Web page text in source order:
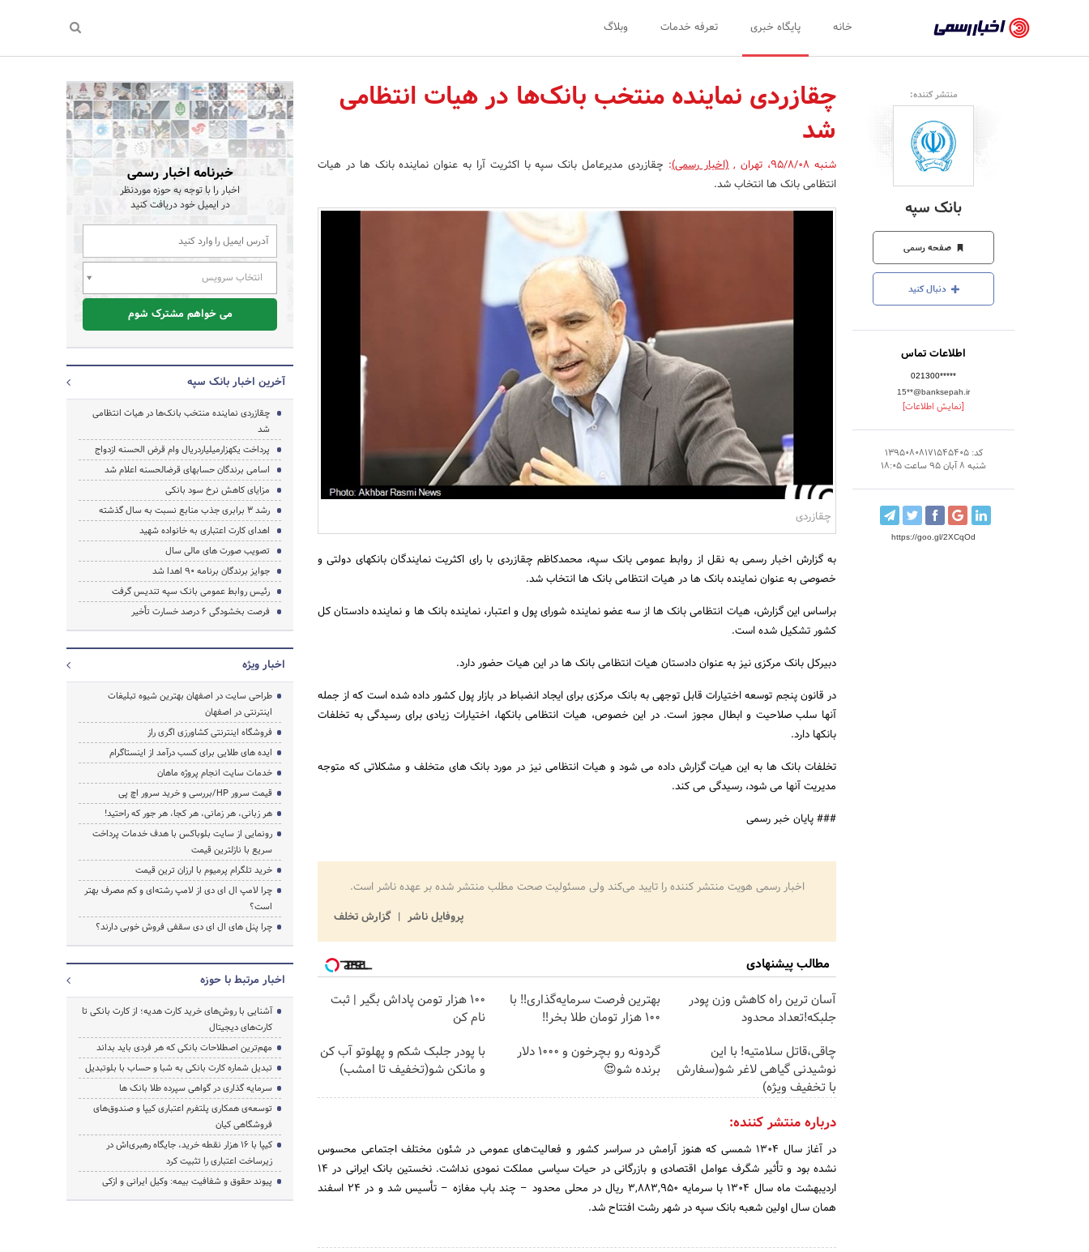
رسمی
-
اخبار
تایید
شده
شرکت‌ها،
سازمان‌ها
و
روابط
عمومی‌ها
خانه پایگاه خبری تعرفه خدمات وبلاگ
منتشر کننده:
بانک سپه
صفحه رسمی
دنبال کنید
اطلاعات تماس
021300*****
15**@banksepah.ir
[نمایش اطلاعات]
کد: 13950808171545405
شنبه 8 آبان 95 ساعت 18:05
https://goo.gl/2XCqOd
چقازردی نماینده منتخب بانک‌ها در هیات انتظامی
شد
شنبه 95/8/08 ، تهران ,(اخبار رسمی): چقازردی مدیرعامل بانک سپه با اکثریت آرا به عنوان نماینده بانک ها در هیات
انتظامی بانک ها انتخاب شد.
چقازردی
به گزارش اخبار رسمی به نقل از روابط عمومی بانک سپه، محمدکاظم چقازردی با رای اکثریت نمایندگان بانکهای دولتی و
خصوصی به عنوان نماینده بانک ها در هیات انتظامی بانک ها انتخاب شد.
براساس این گزارش، هیات انتظامی بانک ها از سه عضو نماینده شورای پول و اعتبار، نماینده بانک ها و نماینده دادستان کل
کشور تشکیل شده است.
دبیرکل بانک مرکزی نیز به عنوان دادستان هیات انتظامی بانک ها در این هیات حضور دارد.
در قانون پنجم توسعه اختیارات قابل توجهی به بانک مرکزی برای ایجاد انضباط در بازار پول کشور داده شده است که از جمله
آنها سلب صلاحیت و ابطال مجوز است. در این خصوص، هیات انتظامی بانکها، اختیارات زیادی برای رسیدگی به تخلفات
بانکها دارد.
تخلفات بانک ها به این هیات گزارش داده می شود و هیات انتظامی نیز در مورد بانک های متخلف و مشکلاتی که متوجه
مدیریت آنها می شود، رسیدگی می کند.
### پایان خبر رسمی
اخبار رسمی هویت منتشر کننده را تایید می‌کند ولی مسئولیت صحت مطلب منتشر شده بر عهده ناشر است.
پروفایل ناشر
گزارش تخلف
مطالب پیشنهادی
آسان ترین راه کاهش وزن پودر
جلبکه!تعداد محدود
بهترین فرصت سرمایه‌گذاری‼️ با
100 هزار تومان طلا بخر‼️
100 هزار تومن پاداش بگیر | ثبت
نام کن
چاقی،قاتل سلامتیه! با این
نوشیدنی گیاهی لاغر شو(سفارش
با تخفیف ویژه)
گردونه رو بچرخون و 1000 دلار
برنده شو😍
با پودر جلبک شکم و پهلوتو آب کن
و مانکن شو(تخفیف تا امشب)
درباره منتشر کننده:
در آغاز سال 1304 شمسی که هنوز آرامش در سراسر کشور و فعالیت‌های عمومی در شئون مختلف اجتماعی محسوس
نشده بود و تأثیر شگرف عوامل اقتصادی و بازرگانی در حیات سیاسی مملکت نمودی نداشت. نخستین بانک ایرانی در 14
اردیبهشت ماه سال 1304 با سرمایه 3,883,950 ریال در محلی محدود – چند باب مغازه – تأسیس شد و در 24 اسفند
همان سال اولین شعبه بانک سپه در شهر رشت افتتاح شد.
خبرنامه اخبار رسمی
اخبار را با توجه به حوزه موردنظر
در ایمیل خود دریافت کنید
انتخاب سرویس
می خواهم مشترک شوم
آخرین اخبار بانک سپه
چقازردی نماینده منتخب بانک‌ها در هیات انتظامی
شد
پرداخت یکهزارمیلیاردریال وام قرض الحسنه ازدواج
اسامی برندگان حساب‎های قرض‎الحسنه اعلام شد
مزایای کاهش نرخ سود بانکی
رشد 3 برابری جذب منابع نسبت به سال گذشته
اهدای کارت اعتباری به خانواده شهید
تصویب صورت های مالی سال
جوایز برندگان برنامه 90 اهدا شد
رئیس روابط عمومی بانک سپه تندیس گرفت
فرصت بخشودگی 6 درصد خسارت تأخیر
اخبار ویژه
طراحی سایت در اصفهان بهترین شیوه تبلیغات
اینترنتی در اصفهان
فروشگاه اینترنتی کشاورزی اگری راز
ایده های طلایی برای کسب درآمد از اینستاگرام
خدمات سایت انجام پروژه ماهان
قیمت سرور HP/بررسی و خرید سرور اچ پی
هر زبانی، هر زمانی، هر کجا، هر جور که راحتید!
رونمایی از سایت بلوباکس با هدف خدمات پرداخت
سریع با نازلترین قیمت
خرید تلگرام پرمیوم با ارزان ترین قیمت
چرا لامپ ال ای دی از لامپ رشته‌ای و کم مصرف بهتر
است؟
چرا پنل های ال ای دی سقفی فروش خوبی دارند؟
اخبار مرتبط با حوزه
آشنایی با روش‌های خرید کارت هدیه؛ از کارت بانکی تا
کارت‌های دیجیتال
مهم‌ترین اصطلاحات بانکی که هر فردی باید بداند
تبدیل شماره کارت بانکی به شبا و حساب با بلوتبدیل
سرمایه گذاری در گواهی سپرده طلا بانک ها
توسعه‌ی همکاری‌ پلتفرم اعتباری کیپا و صندوق‌های
فروشگاهی کیان
کیپا با ۱۶ هزار نقطه خرید، جایگاه رهبری‌اش در
زیرساخت اعتباری را تثبیت کرد
پیوند حقوق و شفافیت بیمه: وکیل ایرانی و ازکی